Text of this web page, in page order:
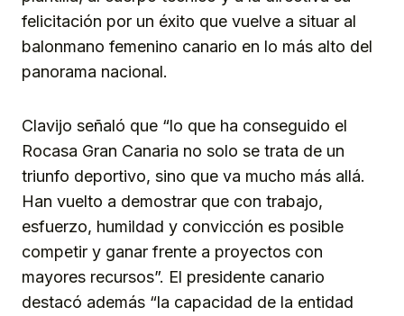
felicitación por un éxito que vuelve a situar al
balonmano femenino canario en lo más alto del
panorama nacional.
Clavijo señaló que “lo que ha conseguido el
Rocasa Gran Canaria no solo se trata de un
triunfo deportivo, sino que va mucho más allá.
Han vuelto a demostrar que con trabajo,
esfuerzo, humildad y convicción es posible
competir y ganar frente a proyectos con
mayores recursos”. El presidente canario
destacó además “la capacidad de la entidad